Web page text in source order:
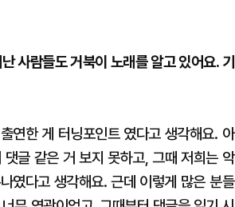
사람들도 거북이 노래를 알고 있어요. 기
연한 게 터닝포인트 였다고 생각해요. 아
글 같은 거 보지 못하고, 그때 저희는 악
였다고 생각해요. 근데 이렇게 많은 분들